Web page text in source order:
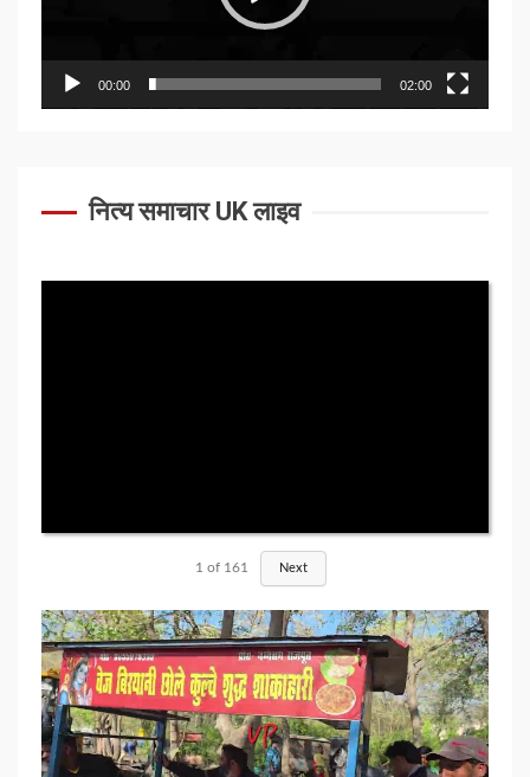
00:00 02:00
नित्य समाचार UK लाइव
1 of 161 Next